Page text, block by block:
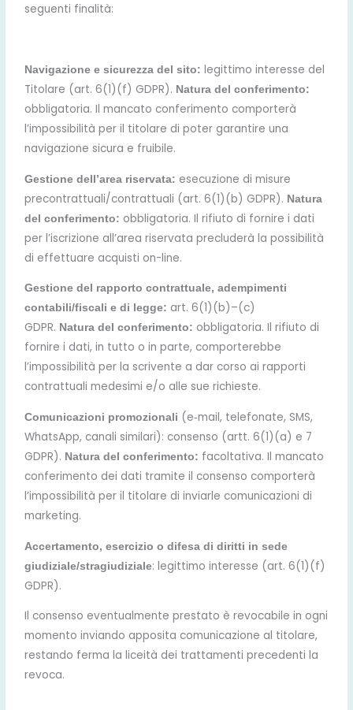
seguenti finalità:
Navigazione e sicurezza del sito: legittimo interesse del
Titolare (art. 6(1)(f) GDPR). Natura del conferimento:
obbligatoria. Il mancato conferimento comporterà
l’impossibilità per il titolare di poter garantire una
navigazione sicura e fruibile.
Gestione dell’area riservata: esecuzione di misure
precontrattuali/contrattuali (art. 6(1)(b) GDPR). Natura
del conferimento: obbligatoria. Il rifiuto di fornire i dati
per l’iscrizione all’area riservata precluderà la possibilità
di effettuare acquisti on-line.
Gestione del rapporto contrattuale, adempimenti
contabili/fiscali e di legge: art. 6(1)(b)–(c)
GDPR. Natura del conferimento: obbligatoria. Il rifiuto di
fornire i dati, in tutto o in parte, comporterebbe
l’impossibilità per la scrivente a dar corso ai rapporti
contrattuali medesimi e/o alle sue richieste.
Comunicazioni promozionali (e‑mail, telefonate, SMS,
WhatsApp, canali similari): consenso (artt. 6(1)(a) e 7
GDPR). Natura del conferimento: facoltativa. Il mancato
conferimento dei dati tramite il consenso comporterà
l’impossibilità per il titolare di inviarle comunicazioni di
marketing.
Accertamento, esercizio o difesa di diritti in sede
giudiziale/stragiudiziale: legittimo interesse (art. 6(1)(f)
GDPR).
Il consenso eventualmente prestato è revocabile in ogni
momento inviando apposita comunicazione al titolare,
restando ferma la liceità dei trattamenti precedenti la
revoca.